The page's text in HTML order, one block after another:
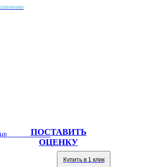
ПОСТАВИТЬ
ОЦЕНКУ
Well 16LD/E
Купить в 1 клик